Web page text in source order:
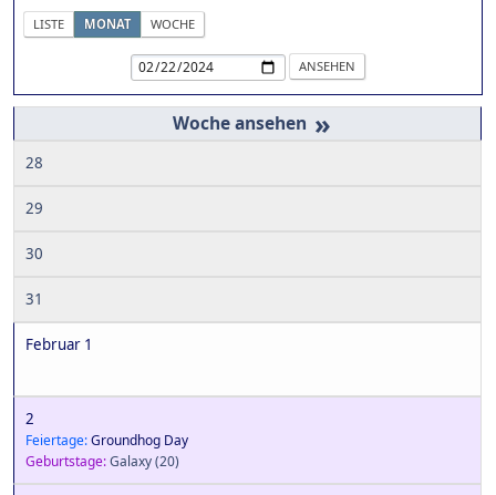
LISTE MONAT WOCHE
»
28
29
30
31
Februar 1
2
Feiertage:Groundhog Day
Geburtstage:Galaxy(20)